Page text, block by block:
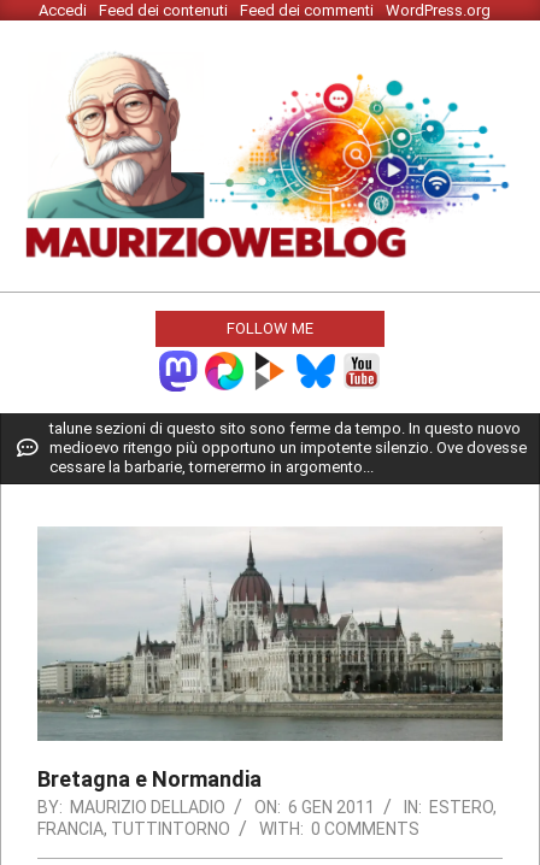
Skip Accedi Feed dei contenuti Feed dei commenti WordPress.org
MAURIZIO
WEBLOG
FOLLOW ME
Primary
Navigation
Menu
talune sezioni di questo sito sono ferme da tempo. In questo nuovo
medioevo ritengo più opportuno un impotente silenzio. Ove dovesse
cessare la barbarie, tornerermo in argomento...
Bretagna e Normandia
BY: MAURIZIO DELLADIO ON: 6 GEN 2011 IN: ESTERO,
FRANCIA, TUTTINTORNO WITH: 0 COMMENTS